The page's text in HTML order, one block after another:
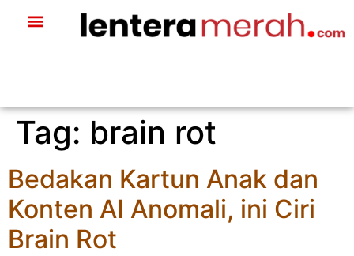
Tag: brain rot
Bedakan Kartun Anak dan
Konten AI Anomali, ini Ciri
Brain Rot